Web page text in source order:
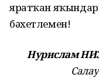
яратҡан
бәхетлемен!
Нурислам